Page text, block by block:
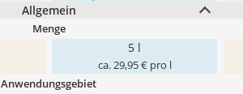
Allgemein
Menge
5 l
ca. 29,95 € pro l
Anwendungsgebiet